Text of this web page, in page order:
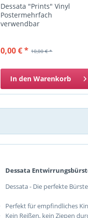
Dessata "Prints" Vinyl
Postermehrfach
verwendbar
10,00 € *
0,00 € *
In den Warenkorb
Dessata
Dessata - Die perfekte
Perfekt für empfindliches
Kein Reißen, kein Ziepen